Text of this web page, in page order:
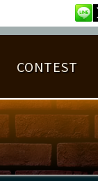
曲データ
チャレンジ
レンドリスト
CONTEST
BEST SCORE